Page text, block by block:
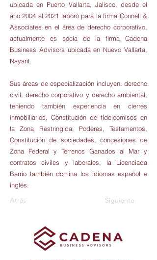
ubicada en Puerto Vallarta, Jalisco, desde el
año 2004 al 2021 laboró para la firma Connell &
Associates en el área de derecho corporativo,
actualmente es socia de la firma Cadena
Business Advisors ubicada en Nuevo Vallarta,
Nayarit.
Sus áreas de especialización incluyen: derecho
civil, derecho corporativo y derecho ambiental,
teniendo también experiencia en cierres
inmobiliarios, Constitución de fideicomisos en
la Zona Restringida, Poderes, Testamentos,
Constitución de sociedades, concesiones de
Zona Federal y Terrenos Ganados al Mar y
contratos civiles y laborales, la Licenciada
Barrio también domina los idiomas español e
inglés.
Atrás Siguiente